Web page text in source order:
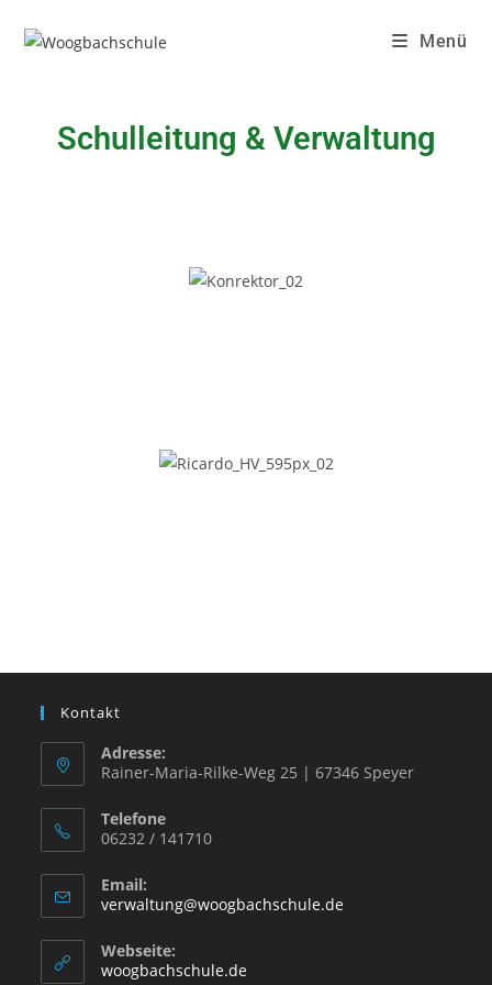
Menü
Schulleitung & Verwaltung
Kontakt
Adresse:
Rainer-Maria-Rilke-Weg 25 | 67346 Speyer
Telefone
06232 / 141710
Email:
verwaltung@woogbachschule.de
Webseite:
woogbachschule.de